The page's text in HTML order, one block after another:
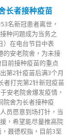
长者接种疫苗
名新冠患者离世，
种问题成为当务之
）在电台节目中表
的安老院舍，为未接
前接种疫苗的重点
第2针疫苗后满3个月
者打完第2针新冠疫苗
安老院舍爆发疫情，
院舍为长者接种疫
员愿意到场打针，当
，希望能尽量推高院
聂德权指，目前3至